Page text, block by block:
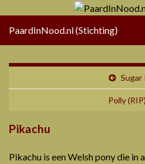
PaardInNood.nl (Stichting)
Sugar
Polly (RIP)
Pikachu
Pikachu is een Welsh pony die